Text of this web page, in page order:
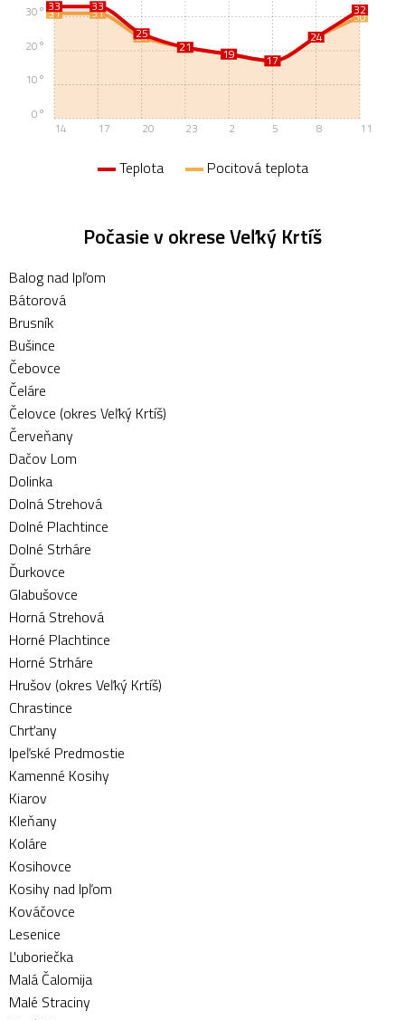
31
31
24
21 19 17
24
30
33
33
25
21 19 17
24
32
14 17 20 23 2 5 8 11
0°
10°
20°
30°
Teplota Pocitová teplota
Počasie v okrese Veľký Krtíš
Balog nad Ipľom
Bátorová
Brusník
Bušince
Čebovce
Čeláre
Čelovce (okres Veľký Krtíš)
Červeňany
Dačov Lom
Dolinka
Dolná Strehová
Dolné Plachtince
Dolné Strháre
Ďurkovce
Glabušovce
Horná Strehová
Horné Plachtince
Horné Strháre
Hrušov (okres Veľký Krtíš)
Chrastince
Chrťany
Ipeľské Predmostie
Kamenné Kosihy
Kiarov
Kleňany
Koláre
Kosihovce
Kosihy nad Ipľom
Kováčovce
Lesenice
Ľuboriečka
Malá Čalomija
Malé Straciny